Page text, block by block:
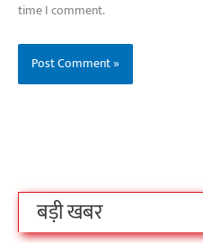
time I comment.
बड़ी खबर